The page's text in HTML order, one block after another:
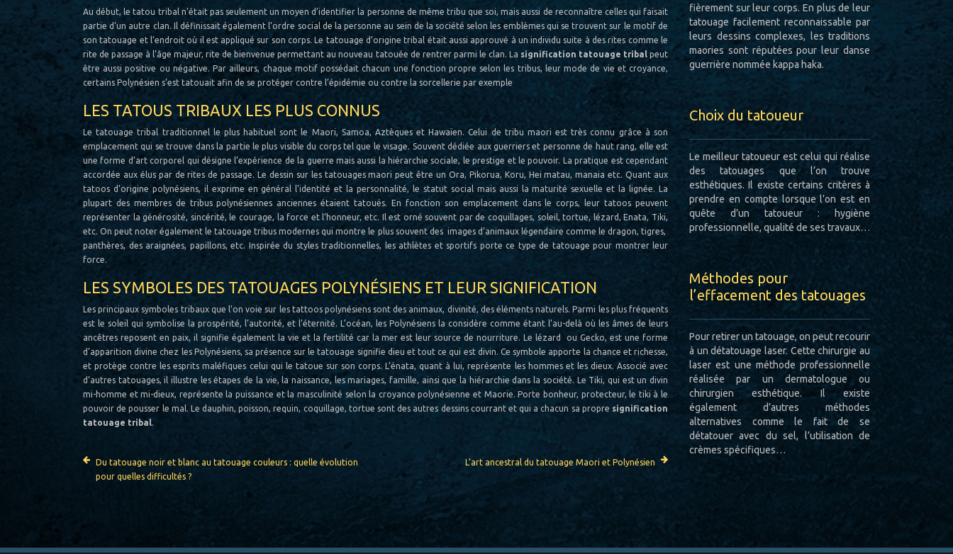
Au début, le tatou tribal n’était pas seulement un moyen d’identifier la personne de même tribu que soi, mais aussi de reconnaître celles qui faisait
partie d’un autre clan. Il définissait également l’ordre social de la personne au sein de la société selon les emblèmes qui se trouvent sur le motif de
son tatouage et l’endroit où il est appliqué sur son corps. Le tatouage d’origine tribal était aussi approuvé à un individu suite à des rites comme le
rite de passage à l’âge majeur, rite de bienvenue permettant au nouveau tatouée de rentrer parmi le clan. La signification tatouage tribalpeut
être aussi positive ou négative. Par ailleurs, chaque motif possédait chacun une fonction propre selon les tribus, leur mode de vie et croyance,
certains Polynésien s’est tatouait afin de se protéger contre l’épidémie ou contre la sorcellerie par exemple
LES TATOUS TRIBAUX LES PLUS CONNUS
Le tatouage tribal traditionnel le plus habituel sont le Maori, Samoa, Aztèques et Hawaïen. Celui de tribu maori est très connu grâce à son
emplacement qui se trouve dans la partie le plus visible du corps tel que le visage. Souvent dédiée aux guerriers et personne de haut rang, elle est
une forme d’art corporel qui désigne l’expérience de la guerre mais aussi la hiérarchie sociale, le prestige et le pouvoir. La pratique est cependant
accordée aux élus par de rites de passage. Le dessin sur les tatouages maori peut être un Ora, Pikorua, Koru, Hei matau, manaia etc. Quant aux
tatoos d’origine polynésiens, il exprime en général l’identité et la personnalité, le statut social mais aussi la maturité sexuelle et la lignée. La
plupart des membres de tribus polynésiennes anciennes étaient tatoués. En fonction son emplacement dans le corps, leur tatoos peuvent
représenter la générosité, sincérité, le courage, la force et l’honneur, etc. Il est orné souvent par de coquillages, soleil, tortue, lézard, Enata, Tiki,
etc. On peut noter également le tatouage tribus modernes qui montre le plus souvent des images d’animaux légendaire comme le dragon, tigres,
panthères, des araignées, papillons, etc. Inspirée du styles traditionnelles, les athlètes et sportifs porte ce type de tatouage pour montrer leur
force.
LES SYMBOLES DES TATOUAGES POLYNÉSIENS ET LEUR SIGNIFICATION
Les principaux symboles tribaux que l’on voie sur les tattoos polynésiens sont des animaux, divinité, des éléments naturels. Parmi les plus fréquents
est le soleil qui symbolise la prospérité, l’autorité, et l’éternité. L’océan, les Polynésiens la considère comme étant l’au-delà où les âmes de leurs
ancêtres reposent en paix, il signifie également la vie et la fertilité car la mer est leur source de nourriture. Le lézard ou Gecko, est une forme
d’apparition divine chez les Polynésiens, sa présence sur le tatouage signifie dieu et tout ce qui est divin. Ce symbole apporte la chance et richesse,
et protège contre les esprits maléfiques celui qui le tatoue sur son corps. L’énata, quant à lui, représente les hommes et les dieux. Associé avec
d’autres tatouages, il illustre les étapes de la vie, la naissance, les mariages, famille, ainsi que la hiérarchie dans la société. Le Tiki, qui est un divin
mi-homme et mi-dieux, représente la puissance et la masculinité selon la croyance polynésienne et Maorie. Porte bonheur, protecteur, le tiki à le
pouvoir de pousser le mal. Le dauphin, poisson, requin, coquillage, tortue sont des autres dessins courrant et qui a chacun sa propre signification
tatouage tribal.
Du tatouage noir et blanc au tatouage couleurs : quelle évolution
pour quelles difficultés ?
L’art ancestral du tatouage Maori et Polynésien
fièrement sur leur corps. En plus de leur
tatouage facilement reconnaissable par
leurs dessins complexes, les traditions
maories sont réputées pour leur danse
guerrière nommée kappa haka.
Choix du tatoueur
Le meilleur tatoueur est celui qui réalise
des tatouages que l’on trouve
esthétiques. Il existe certains critères à
prendre en compte lorsque l’on est en
quête d’un tatoueur : hygiène
professionnelle, qualité de ses travaux…
Méthodes pour
l’effacement des tatouages
Pour retirer un tatouage, on peut recourir
à un détatouage laser. Cette chirurgie au
laser est une méthode professionnelle
réalisée par un dermatologue ou
chirurgien esthétique. Il existe
également d’autres méthodes
alternatives comme le fait de se
détatouer avec du sel, l’utilisation de
crèmes spécifiques…